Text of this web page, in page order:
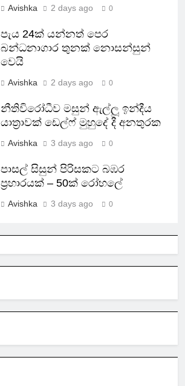
Avishka 2 days ago 0
පැය 24ක් යන්නත් පෙර
බන්ධනාගාර තුනක් නොසන්සුන්
වෙයි
Avishka 2 days ago 0
නීතිවිරෝධීව මසුන් ඇල්ලූ ඉන්දීය
යාත්‍රාවක් ඩෙල්ෆ් මුහුදේ දී අනතුරක
Avishka 3 days ago 0
පාසල් සිසුන් පිරිසකට බඹර
ප්‍රහාරයක් – 50ක් රෝහලේ
Avishka 3 days ago 0